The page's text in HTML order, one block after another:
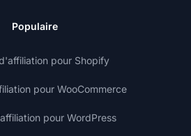
Populaire
pour Shopify
pour WooCommerce
pour WordPress